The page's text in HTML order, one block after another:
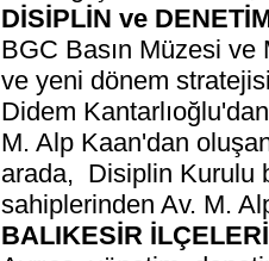
DİSİPLİN ve
BGC Basın Müzesi ve
ve yeni dönem
Didem
M. Alp Kaan'dan
arada, Disiplin Kurulu
sahiplerinden Av. M.
BALIKESİR